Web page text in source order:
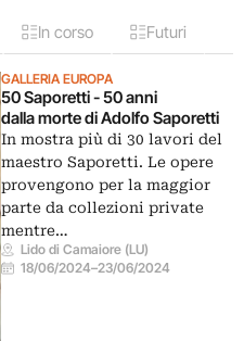
In corso Futuri
GALLERIA EUROPA
50 Saporetti - 50 anni
dalla morte di Adolfo Saporetti
In mostra più di 30 lavori del
maestro Saporetti. Le opere
provengono per la maggior
parte da collezioni private
mentre…
Lido di Camaiore (LU)
18/06/2024–23/06/2024